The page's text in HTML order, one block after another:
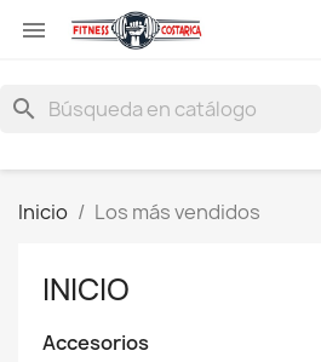

search
Inicio Los más vendidos
INICIO
Accesorios